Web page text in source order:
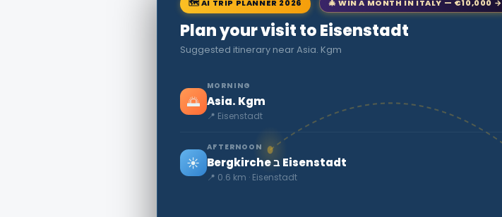
🗺 AI TRIP PLANNER 2026 🎄 WIN A MONTH IN ITALY — €10,000 →
Plan your visit to Eisenstadt
Suggested itinerary near Asia. Kgm
🌅
MORNING
Asia. Kgm
📍 Eisenstadt
☀️
AFTERNOON
Bergkirche ב Eisenstadt
📍 0.6 km · Eisenstadt